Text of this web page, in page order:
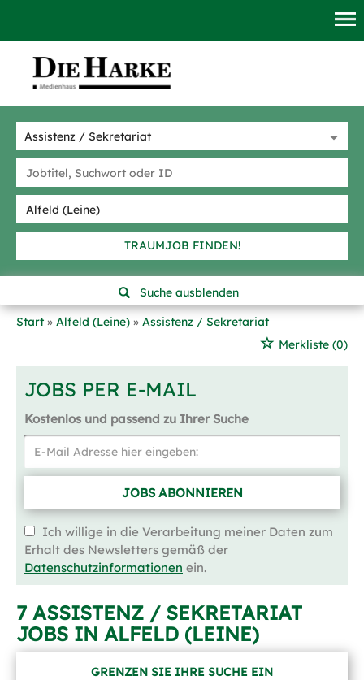
TRAUMJOB FINDEN!
Suche ausblenden
Start
Alfeld (Leine)
Assistenz / Sekretariat
Merkliste (0)
JOBS PER E-MAIL
Kostenlos und passend zu Ihrer Suche
JOBS ABONNIEREN
Ich willige in die Verarbeitung meiner Daten zum
Erhalt des Newsletters gemäß der
Datenschutzinformationen ein.
7 ASSISTENZ / SEKRETARIAT
JOBS IN ALFELD (LEINE)
GRENZEN SIE IHRE SUCHE EIN